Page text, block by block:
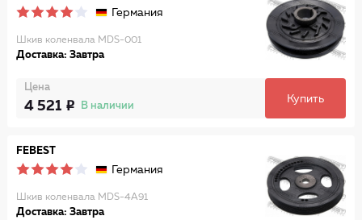
Германия
Шкив коленвала MDS-001
Доставка: Завтра
Цена
4 521 В наличии
Купить
FEBEST
Германия
Шкив коленвала MDS-4A91
Доставка: Завтра